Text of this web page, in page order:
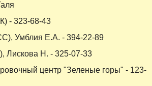
- 323-68-43
Умблия Е.А. - 394-22-89
Н. - 325-07-33
центр "Зеленые горы" - 123-